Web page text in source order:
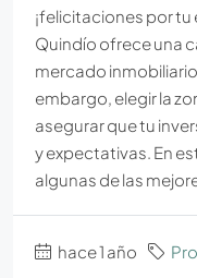
¡felicitaciones por
Quindío ofrece una
mercado
embargo, elegir la
asegurar que tu
y expectativas. En
algunas de las
hace 1 año